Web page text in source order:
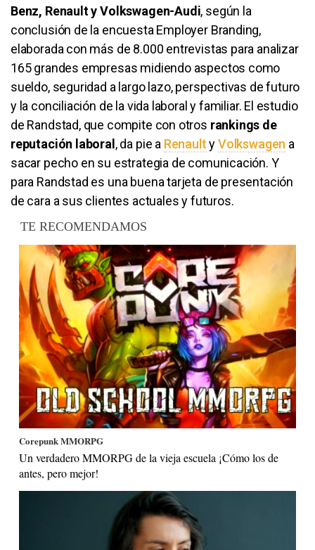
Benz, Renault y Volkswagen-Audi, según la
conclusión de la encuesta Employer Branding,
elaborada con más de 8.000 entrevistas para analizar
165 grandes empresas midiendo aspectos como
sueldo, seguridad a largo lazo, perspectivas de futuro
y la conciliación de la vida laboral y familiar. El estudio
de Randstad, que compite con otros rankings de
reputación laboral, da pie a RenaultyVolkswagen a
sacar pecho en su estrategia de comunicación. Y
para Randstad es una buena tarjeta de presentación
de cara a sus clientes actuales y futuros.
TE RECOMENDAMOS
Corepunk MMORPG
Un verdadero MMORPG de la vieja escuela ¡Cómo los de
antes, pero mejor!